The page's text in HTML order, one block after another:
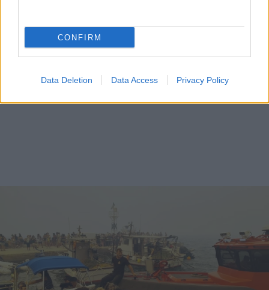
CONFIRM
Data Deletion Data Access Privacy Policy